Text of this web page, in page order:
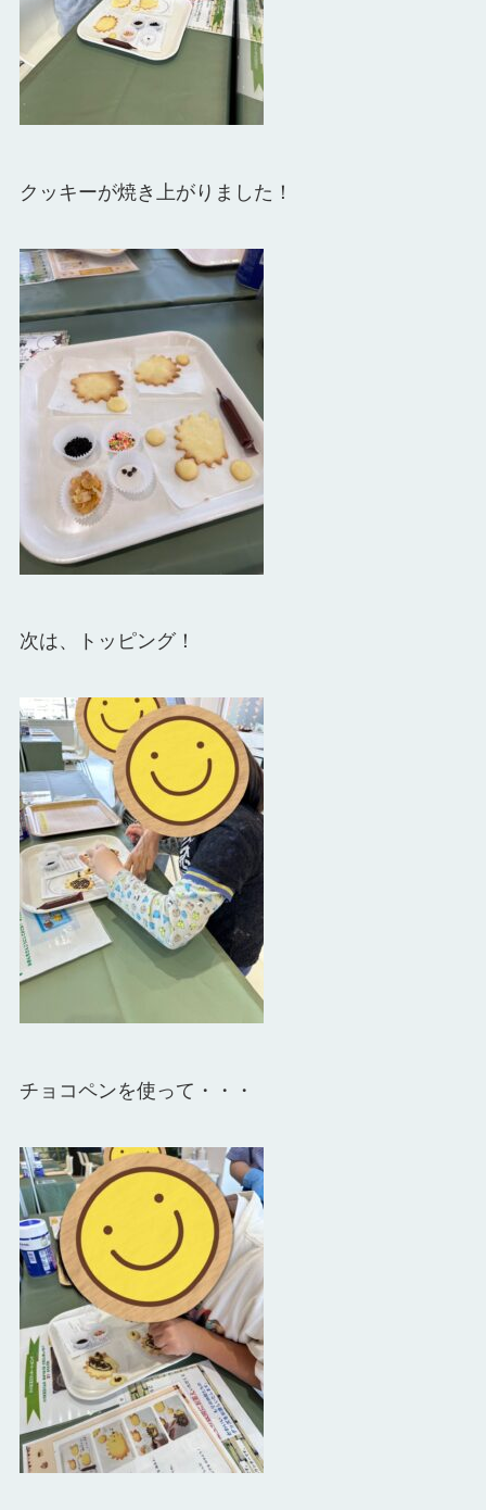
クッキーが焼き上がりました！
次は、トッピング！
チョコペンを使って・・・